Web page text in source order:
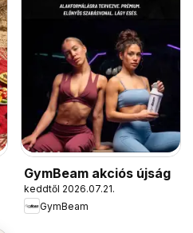
GymBeam akciós újság
keddtől 2026.07.21.
GymBeam